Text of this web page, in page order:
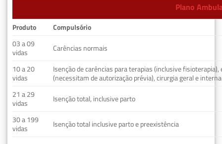
Plano
Produto
Compulsório
03 a 09
vidas
Carências normais
10 a 20
vidas
Isenção de carências para terapias (inclusive fisioterapia),
(necessitam de autorização prévia), cirurgia geral e
21 a 29
vidas
Isenção total, inclusive parto
30 a 199
vidas
Isenção total inclusive parto e preexistência